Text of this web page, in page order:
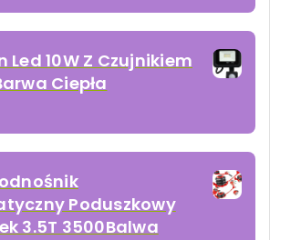
Led 10W Z Czujnikiem
Ciepła
Poduszkowy
3.5T 3500Balwa